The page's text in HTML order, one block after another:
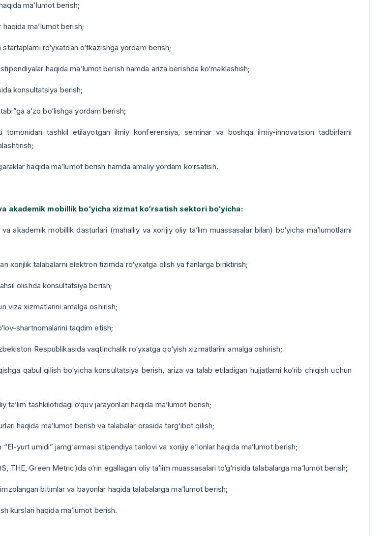
ma’lumot berish;
ma’lumot berish;
startaplarni ro‘yxatdan o‘tkazishga yordam berish;
haqida ma’lumot berish hamda ariza berishda ko‘maklashish;
konsultatsiya berish;
a’zo bo‘lishga yordam berish;
tomonidan tashkil etilayotgan ilmiy konferensiya, seminar va boshqa ilmiy-innovatsion tadbirlarni
haqida ma’lumot berish hamda amaliy yordam ko‘rsatish.
akademik mobillik bo‘yicha xizmat ko‘rsatish sektori bo‘yicha:
akademik mobillik dasturlari (mahalliy va xorijiy oliy ta’lim muassasalar bilan) bo‘yicha ma’lumotlarni
xorijlik talabalarni elektron tizimda ro‘yxatga olish va fanlarga biriktirish;
olishda konsultatsiya berish;
viza xizmatlarini amalga oshirish;
shartnomalarini taqdim etish;
Respublikasida vaqtinchalik ro‘yxatga qo‘yish xizmatlarini amalga oshirish;
qabul qilish bo‘yicha konsultatsiya berish, ariza va talab etiladigan hujjatlarni ko‘rib chiqish uchun
ta’lim tashkilotidagi o‘quv jarayonlari haqida ma’lumot berish;
haqida ma’lumot berish va talabalar orasida targ‘ibot qilish;
“El-yurt umidi” jamg‘armasi stipendiya tanlovi va xorijiy e’lonlar haqida ma’lumot berish;
THE, Green Metric)da o‘rin egallagan oliy ta’lim muassasalari to‘g‘risida talabalarga ma’lumot berish;
bitimlar va bayonlar haqida talabalarga ma’lumot berish;
kurslari haqida ma’lumot berish.